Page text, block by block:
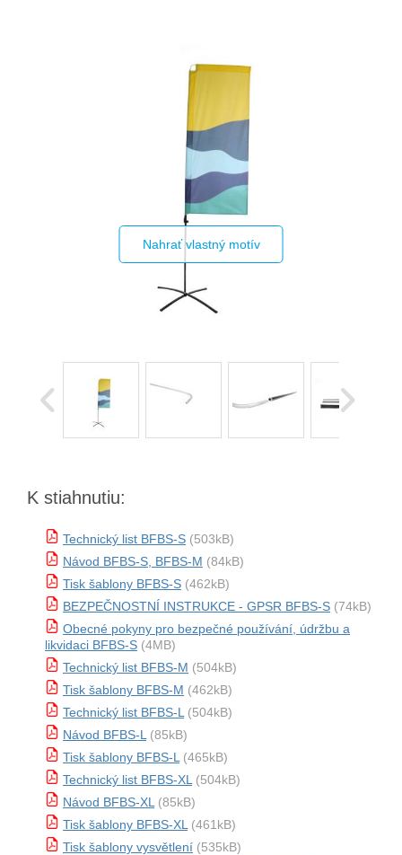
Nahrať vlastný motív
K stiahnutiu:
Technický list BFBS-S (503kB)
Návod BFBS-S, BFBS-M (84kB)
Tisk šablony BFBS-S (462kB)
BEZPEČNOSTNÍ INSTRUKCE - GPSR BFBS-S (74kB)
Obecné pokyny pro bezpečné používání, údržbu a
likvidaci BFBS-S (4MB)
Technický list BFBS-M (504kB)
Tisk šablony BFBS-M (462kB)
Technický list BFBS-L (504kB)
Návod BFBS-L (85kB)
Tisk šablony BFBS-L (465kB)
Technický list BFBS-XL (504kB)
Návod BFBS-XL (85kB)
Tisk šablony BFBS-XL (461kB)
Tisk šablony vysvětlení (535kB)